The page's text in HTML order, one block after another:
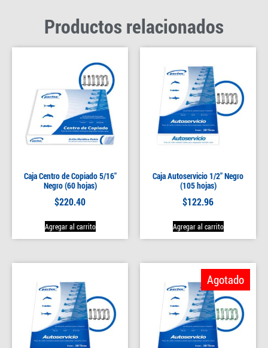
Productos relacionados
Caja Centro de Copiado 5/16″
Negro (60 hojas)
$220.40
Agregar al carrito
Caja Autoservicio 1/2″ Negro
(105 hojas)
$122.96
Agregar al carrito
Agotado